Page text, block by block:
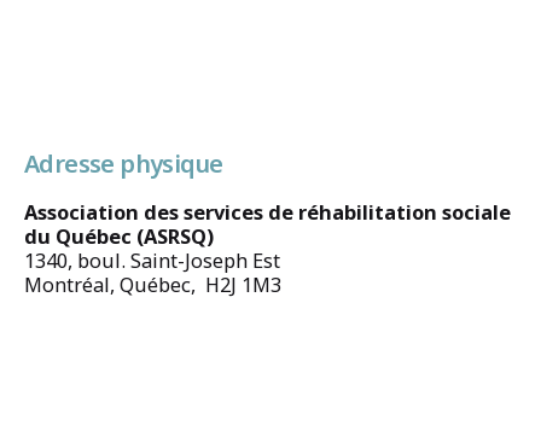
Adresse physique
Association des services de réhabilitation sociale
du Québec (ASRSQ)
1340, boul. Saint-Joseph Est
Montréal, Québec, H2J 1M3